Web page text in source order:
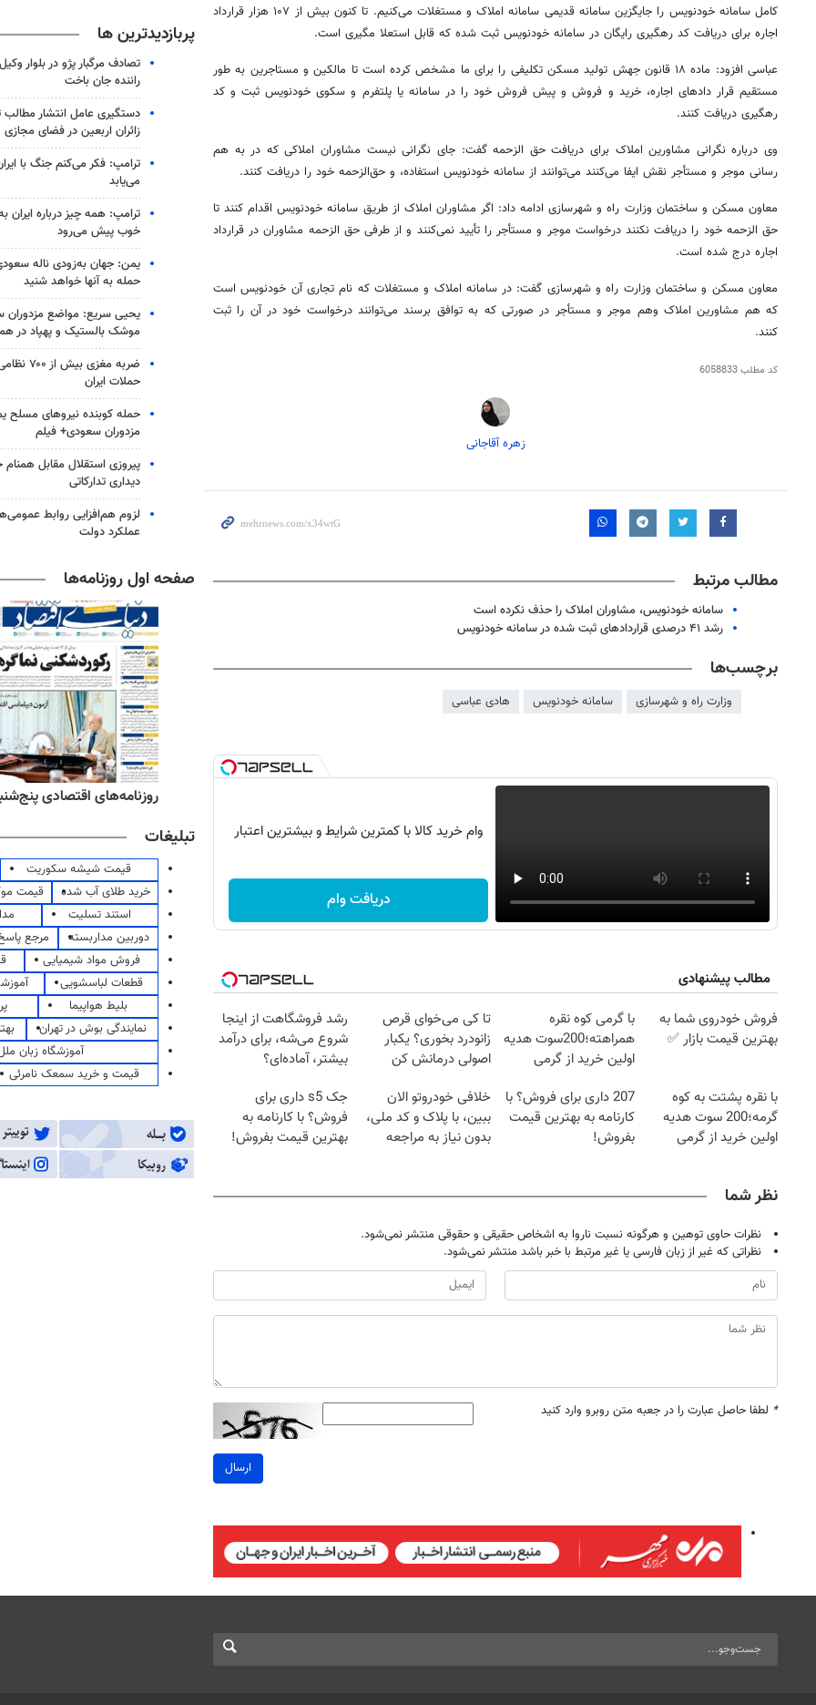
کامل سامانه خودنویس را جایگزین سامانه قدیمی سامانه املاک و مستغلات می‌کنیم. تا کنون بیش از ۱۰۷ هزار قرارداد
اجاره برای دریافت کد رهگیری رایگان در سامانه خودنویس ثبت شده که قابل استعلا مگیری است.
عباسی افزود: ماده ۱۸ قانون جهش تولید مسکن تکلیفی را برای ما مشخص کرده است تا مالکین و مستاجرین به طور
مستقیم قرار دادهای اجاره، خرید و فروش و پیش فروش خود را در سامانه یا پلتفرم و سکوی خودنویس ثبت و کد
رهگیری دریافت کنند.
وی درباره نگرانی مشاورین املاک برای دریافت حق الزحمهگفت: جای نگرانی نیست مشاوران املاکی که در به هم
رسانی موجر و مستأجر نقش ایفا می‌کنند می‌توانند از سامانه خودنویس استفاده، و حق‌الزحمه خود را دریافت کنند.
معاون مسکن و ساختمان وزارت راه و شهرسازی ادامه داد: اگر مشاوران املاک از طریق سامانه خودنویس اقدام کنند تا
حق الزحمه خود را دریافت نکنند درخواست موجر و مستأجر را تأیید نمی‌کنند و از طرفی حق الزحمه مشاوران در قرارداد
اجاره درج شده است.
معاون مسکن و ساختمان وزارت راه و شهرسازی گفت: در سامانه املاک و مستغلات که نام تجاری آن خودنویس است
که هم مشاورین املاک وهم موجر و مستأجر در صورتی که به توافق برسند می‌توانند درخواست خود در آن را ثبت
کنند.
کد مطلب6058833
زهره آقاجانی
مطالب مرتبط
سامانه خودنویس، مشاوران املاک را حذف نکرده است
رشد ۴۱ درصدی قراردادهای ثبت شده در سامانه خودنویس
برچسب‌ها
وزارت راه و شهرسازی سامانه خودنویس هادی عباسی
وام خرید کالا با کمترین شرایط و بیشترین اعتبار
دریافت وام
مطالب پیشنهادی
فروش خودروی شما به
بهترین قیمت بازار ✅
با گرمی کوه نقره
همراهته؛200سوت هدیه
اولین خرید از گرمی
تا کی می‌خوای قرص
زانودرد بخوری؟ یکبار
اصولی درمانش کن
رشد فروشگاهت از اینجا
شروع می‌شه، برای درآمد
بیشتر، آماده‌ای؟
با نقره پشتت به کوه
گرمه؛200 سوت هدیه
اولین خرید از گرمی
207 داری برای فروش؟ با
کارنامه به بهترین قیمت
بفروش!
خلافی خودروتو الان
ببین، با پلاک و کد ملی،
بدون نیاز به مراجعه
جک s5 داری برای
فروش؟ با کارنامه به
بهترین قیمت بفروش!
نظر شما
نظرات حاوی توهین و هرگونه نسبت ناروا به اشخاص حقیقی و حقوقی منتشر نمی‌شود.
نظراتی که غیر از زبان فارسی یا غیر مرتبط با خبر باشد منتشر نمی‌شود.
* لطفا حاصل عبارت را در جعبه متن روبرو وارد کنید
ارسال
پربازدیدترین ها
تصادف مرگبار پژو در بلوار
راننده جان باخت
دستگیری عامل انتشار مطالب
زائران اربعین در فضای مجازی
ترامپ: فکر می‌کنم جنگ با
می‌یابد
ترامپ: همه چیز درباره ایران
خوب پیش می‌رود
یمن: جهان به‌زودی ناله
حمله به آنها خواهد شنید
یحیی سریع: مواضع مزدوران
موشک بالستیک و پهپاد در
ضربه مغزی
حملات ایران
حمله کوبنده نیروهای مسلح
مزدوران سعودی+ فیلم
پیروزی استقلال مقابل همنام
دیداری تدارکاتی
لزوم هم‌افزایی روابط‌
عملکرد دولت
صفحه اول روزنامه‌ها
روزنامه‌های اقتصادی پنج‌شنبه ۱۵ مرداد
تبلیغات
قیمت شیشه سکوریت
خرید طلای آب شده
قیمت
استند تسلیت
دوربین مداربسته
مرجع
فروش مواد شیمیایی
قطعات لباسشویی
بلیط هواپیما
نمایندگی بوش در تهران
آموزشگاه زبان
قیمت و خرید سمعک نامرئی